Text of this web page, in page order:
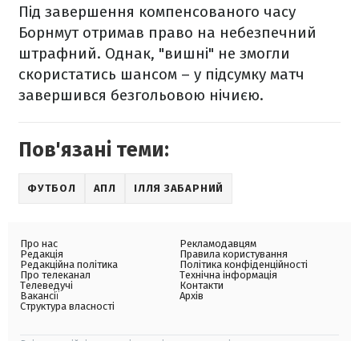
Під завершення компенсованого часу
Борнмут отримав право на небезпечний
штрафний. Однак, "вишні" не змогли
скористатись шансом – у підсумку матч
завершився безгольовою нічиєю.
Пов'язані теми:
ФУТБОЛ АПЛ ІЛЛЯ ЗАБАРНИЙ
Про нас
Редакція
Редакційна політика
Про телеканал
Телеведучі
Вакансії
Структура власності
Рекламодавцям
Правила користування
Політика конфіденційності
Технічна інформація
Контакти
Архів